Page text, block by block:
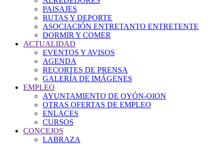
PAISAJES
RUTAS Y DEPORTE
ASOCIACIÓN ENTRETANTO ENTRETENTE
DORMIR Y COMER
ACTUALIDAD
EVENTOS Y AVISOS
AGENDA
RECORTES DE PRENSA
GALERÍA DE IMÁGENES
EMPLEO
AYUNTAMIENTO DE OYÓN-OION
OTRAS OFERTAS DE EMPLEO
ENLACES
CURSOS
CONCEJOS
LABRAZA